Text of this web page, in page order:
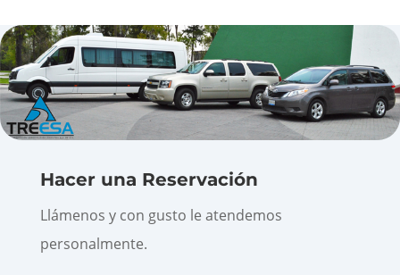
Hacer una Reservación
Llámenos y con gusto le atendemos
personalmente.